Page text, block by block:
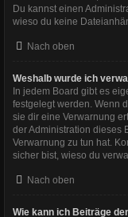
Du kannst einen
wieso du keine
Nach oben
Weshalb wurde ich
In jedem Board gibt es
festgelegt werden. Wenn
sie dir eine Verwarnung
der Administration dieses
Verwarnung zu tun hat.
sicher bist, wieso du
Nach oben
Wie kann ich Beiträge